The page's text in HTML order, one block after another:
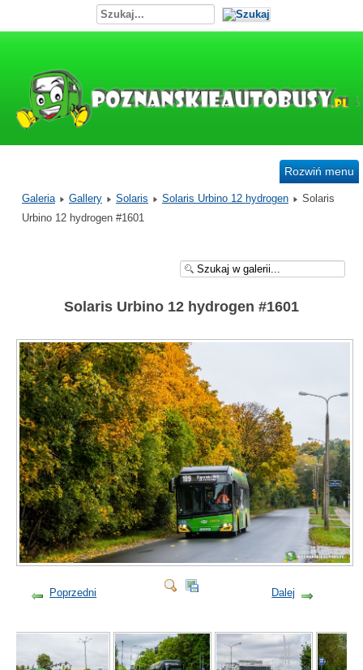
Rozwiń menu
Galeria Gallery Solaris Solaris Urbino 12 hydrogen
Solaris
Urbino 12 hydrogen #1601
Solaris Urbino 12 hydrogen #1601
Poprzedni Dalej